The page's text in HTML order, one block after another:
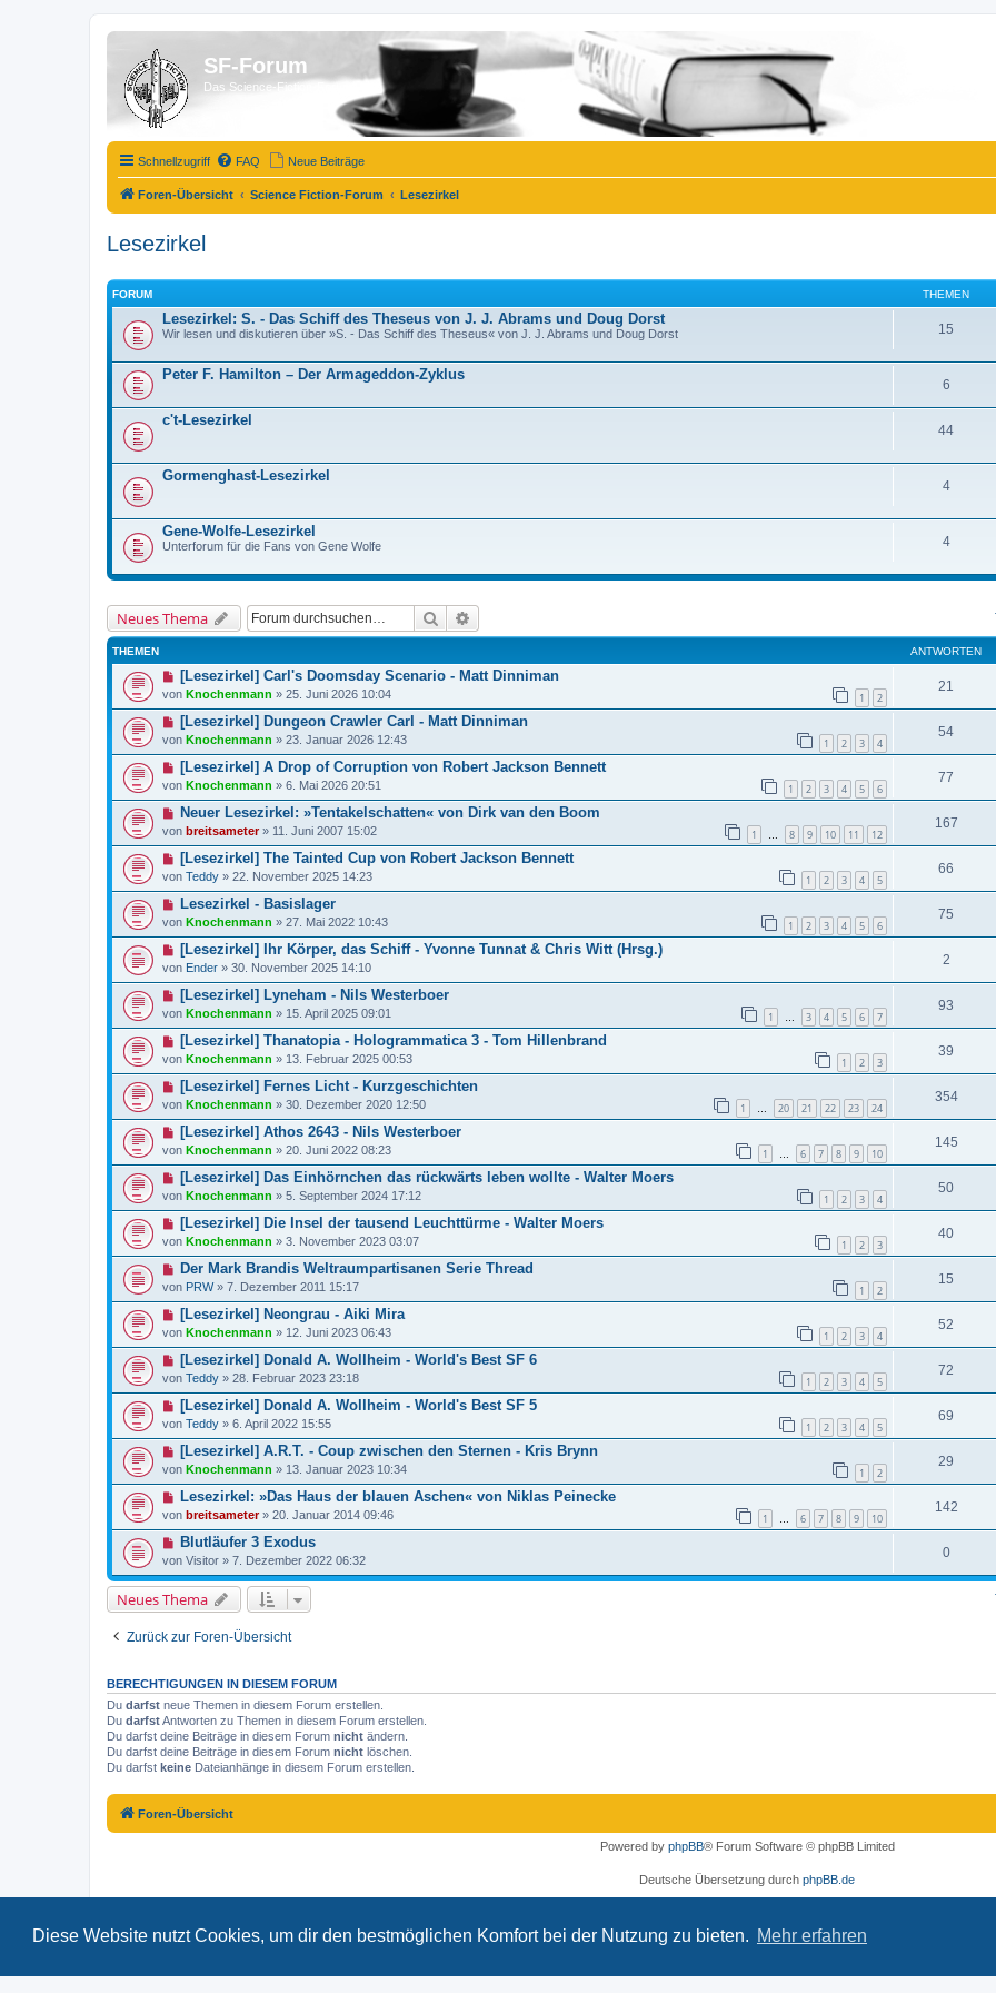
Diese Website nutzt Cookies, um dir den bestmöglichen Komfort bei der Nutzung zu bieten. Mehr erfahren
SF-Forum
Das Science-Fiction-Forum!
Schnellzugriff FAQ Neue Beiträge
Foren-Übersicht Science Fiction-Forum Lesezirkel
Lesezirkel
FORUM THEMEN
Lesezirkel: S. - Das Schiff des Theseus von J. J. Abrams und Doug Dorst
Wir lesen und diskutieren über »S. - Das Schiff des Theseus« von J. J. Abrams und Doug Dorst 15
Peter F. Hamilton – Der Armageddon-Zyklus
6
c't-Lesezirkel
44
Gormenghast-Lesezirkel
4
Gene-Wolfe-Lesezirkel
Unterforum für die Fans von Gene Wolfe 4
Neues Thema Suche
THEMEN ANTWORTEN
[Lesezirkel] Carl's Doomsday Scenario - Matt Dinniman
von Knochenmann » 25. Juni 2026 10:04 1 2
21
[Lesezirkel] Dungeon Crawler Carl - Matt Dinniman
von Knochenmann » 23. Januar 2026 12:43 1 2 3 4
54
[Lesezirkel] A Drop of Corruption von Robert Jackson Bennett
von Knochenmann » 6. Mai 2026 20:51 1 2 3 4 5 6
77
Neuer Lesezirkel: »Tentakelschatten« von Dirk van den Boom
von breitsameter» 11. Juni 2007 15:02 1 … 8 9 10 11 12
167
[Lesezirkel] The Tainted Cup von Robert Jackson Bennett
von Teddy » 22. November 2025 14:23 1 2 3 4 5
66
Lesezirkel - Basislager
von Knochenmann » 27. Mai 2022 10:43 1 2 3 4 5 6
75
[Lesezirkel] Ihr Körper, das Schiff - Yvonne Tunnat & Chris Witt (Hrsg.)
von Ender » 30. November 2025 14:10
2
[Lesezirkel] Lyneham - Nils Westerboer
von Knochenmann » 15. April 2025 09:01 1 … 3 4 5 6 7
93
[Lesezirkel] Thanatopia - Hologrammatica 3 - Tom Hillenbrand
von Knochenmann » 13. Februar 2025 00:53 1 2 3
39
[Lesezirkel] Fernes Licht - Kurzgeschichten
von Knochenmann » 30. Dezember 2020 12:50 1 … 20 21 22 23 24
354
[Lesezirkel] Athos 2643 - Nils Westerboer
von Knochenmann » 20. Juni 2022 08:23 1 … 6 7 8 9 10
145
[Lesezirkel] Das Einhörnchen das rückwärts leben wollte - Walter Moers
von Knochenmann » 5. September 2024 17:12 1 2 3 4
50
[Lesezirkel] Die Insel der tausend Leuchttürme - Walter Moers
von Knochenmann » 3. November 2023 03:07 1 2 3
40
Der Mark Brandis Weltraumpartisanen Serie Thread
von PRW» 7. Dezember 2011 15:17 1 2
15
[Lesezirkel] Neongrau - Aiki Mira
von Knochenmann » 12. Juni 2023 06:43 1 2 3 4
52
[Lesezirkel] Donald A. Wollheim - World's Best SF 6
von Teddy » 28. Februar 2023 23:18 1 2 3 4 5
72
[Lesezirkel] Donald A. Wollheim - World's Best SF 5
von Teddy » 6. April 2022 15:55 1 2 3 4 5
69
[Lesezirkel] A.R.T. - Coup zwischen den Sternen - Kris Brynn
von Knochenmann » 13. Januar 2023 10:34 1 2
29
Lesezirkel: »Das Haus der blauen Aschen« von Niklas Peinecke
von breitsameter» 20. Januar 2014 09:46 1 … 6 7 8 9 10
142
Blutläufer 3 Exodus
von Visitor » 7. Dezember 2022 06:32
0
Neues Thema
Zurück zur Foren-Übersicht
BERECHTIGUNGEN IN DIESEM FORUM
Du darfst neue Themen in diesem Forum erstellen.
Du darfstAntworten zu Themen in diesem Forum erstellen.
Du darfst deine Beiträge in diesem Forum nicht ändern.
Du darfst deine Beiträge in diesem Forum nicht löschen.
Du darfst keine Dateianhänge in diesem Forum erstellen.
Foren-Übersicht
Powered by phpBB® Forum Software © phpBB Limited
Deutsche Übersetzung durch phpBB.de